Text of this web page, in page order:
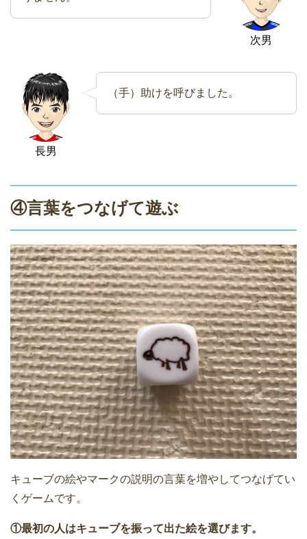
次男
長男
（手）助けを呼びました。
④言葉をつなげて遊ぶ
キューブの絵やマークの説明の言葉を増やしてつなげてい
くゲームです。
①最初の人はキューブを振って出た絵を選びます。